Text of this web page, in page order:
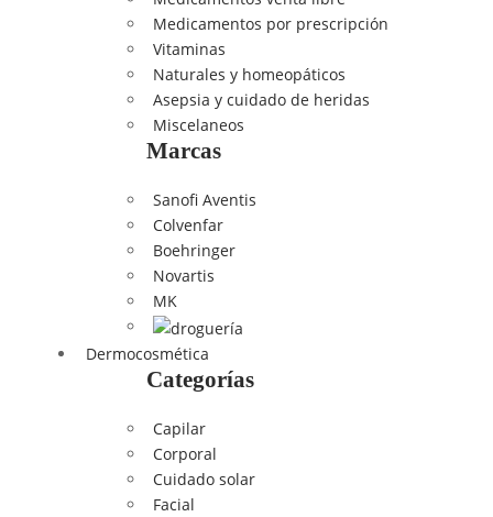
Medicamentos por prescripción
Vitaminas
Naturales y homeopáticos
Asepsia y cuidado de heridas
Miscelaneos
Marcas
Sanofi Aventis
Colvenfar
Boehringer
Novartis
MK
Dermocosmética
Categorías
Capilar
Corporal
Cuidado solar
Facial